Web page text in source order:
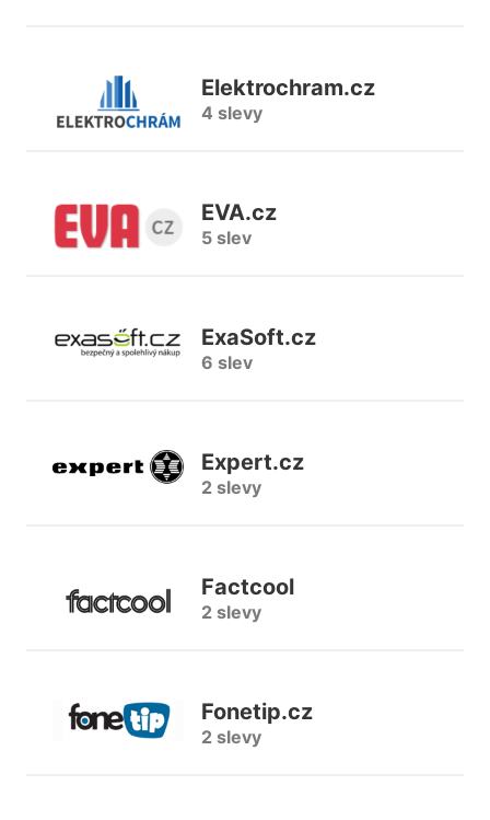
Elektrochram.cz
4 slevy
EVA.cz
5 slev
ExaSoft.cz
6 slev
Expert.cz
2 slevy
Factcool
2 slevy
Fonetip.cz
2 slevy